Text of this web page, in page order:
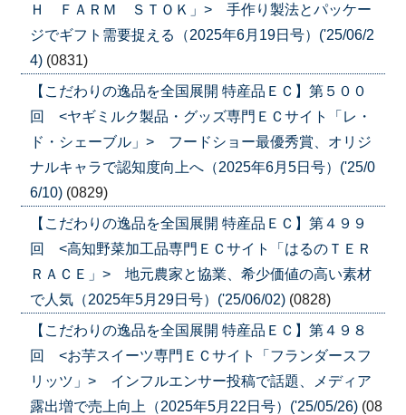
Ｈ ＦＡＲＭ ＳＴＯＫ」> 手作り製法とパッケー
ジでギフト需要捉える（2025年6月19日号）('25/06/2
4) (0831)
【こだわりの逸品を全国展開 特産品ＥＣ】第５００
回 <ヤギミルク製品・グッズ専門ＥＣサイト「レ・
ド・シェーブル」> フードショー最優秀賞、オリジ
ナルキャラで認知度向上へ（2025年6月5日号）('25/0
6/10) (0829)
【こだわりの逸品を全国展開 特産品ＥＣ】第４９９
回 <高知野菜加工品専門ＥＣサイト「はるのＴＥＲ
ＲＡＣＥ」> 地元農家と協業、希少価値の高い素材
で人気（2025年5月29日号）('25/06/02) (0828)
【こだわりの逸品を全国展開 特産品ＥＣ】第４９８
回 <お芋スイーツ専門ＥＣサイト「フランダースフ
リッツ」> インフルエンサー投稿で話題、メディア
露出増で売上向上（2025年5月22日号）('25/05/26) (08